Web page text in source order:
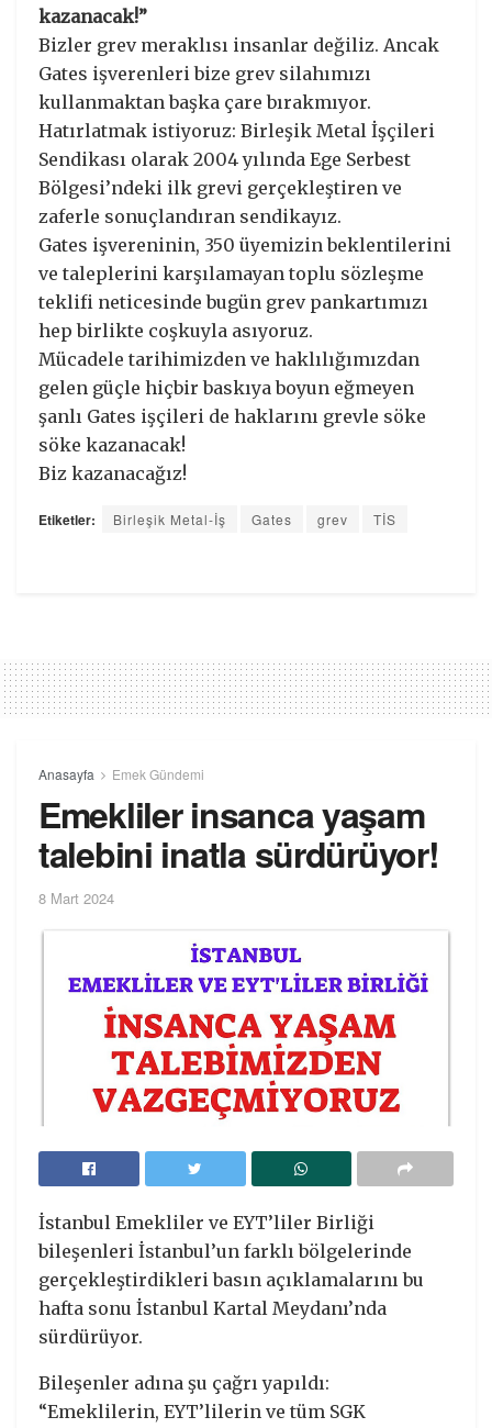
kazanacak!”
Bizler grev meraklısı insanlar değiliz. Ancak
Gates işverenleri bize grev silahımızı
kullanmaktan başka çare bırakmıyor.
Hatırlatmak istiyoruz: Birleşik Metal İşçileri
Sendikası olarak 2004 yılında Ege Serbest
Bölgesi’ndeki ilk grevi gerçekleştiren ve
zaferle sonuçlandıran sendikayız.
Gates işvereninin, 350 üyemizin beklentilerini
ve taleplerini karşılamayan toplu sözleşme
teklifi neticesinde bugün grev pankartımızı
hep birlikte coşkuyla asıyoruz.
Mücadele tarihimizden ve haklılığımızdan
gelen güçle hiçbir baskıya boyun eğmeyen
şanlı Gates işçileri de haklarını grevle söke
söke kazanacak!
Biz kazanacağız!
Etiketler: Birleşik Metal-İş Gates grev TİS
Anasayfa Emek Gündemi
Emekliler insanca yaşam
talebini inatla sürdürüyor!
8 Mart 2024
İstanbul Emekliler ve EYT’liler Birliği
bileşenleri İstanbul’un farklı bölgelerinde
gerçekleştirdikleri basın açıklamalarını bu
hafta sonu İstanbul Kartal Meydanı’nda
sürdürüyor.
Bileşenler adına şu çağrı yapıldı:
“Emeklilerin, EYT’lilerin ve tüm SGK